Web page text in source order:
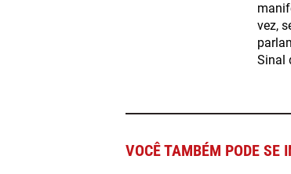
vez,
Sinal
VOCÊ TAMBÉM PODE SE